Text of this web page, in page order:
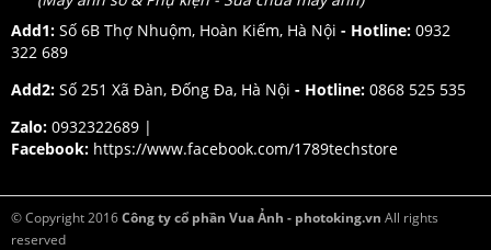
Add1: Số 6B Thợ Nhuộm, Hoàn Kiếm, Hà Nội - Hotline: 0932
322 689
Add2: Số 251 Xã Đàn, Đống Đa, Hà Nội - Hotline: 0868 525 535
Zalo: 0932322689 |
Facebook: https://www.facebook.com/1789techstore
© Copyright 2016Công ty cổ phần Vua Ảnh - photoking.vn All rights
reserved